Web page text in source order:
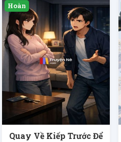
Quay Về Kiếp Trước Để